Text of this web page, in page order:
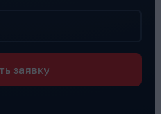
заявку